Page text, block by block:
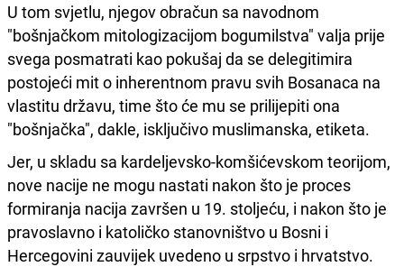
U tom svjetlu, njegov obračun sa navodnom
"bošnjačkom mitologizacijom bogumilstva" valja prije
svega posmatrati kao pokušaj da se delegitimira
postojeći mit o inherentnom pravu svih Bosanaca na
vlastitu državu, time što će mu se prilijepiti ona
"bošnjačka", dakle, isključivo muslimanska, etiketa.
Jer, u skladu sa kardeljevsko-komšićevskom teorijom,
nove nacije ne mogu nastati nakon što je proces
formiranja nacija završen u 19. stoljeću, i nakon što je
pravoslavno i katoličko stanovništvo u Bosni i
Hercegovini zauvijek uvedeno u srpstvo i hrvatstvo.